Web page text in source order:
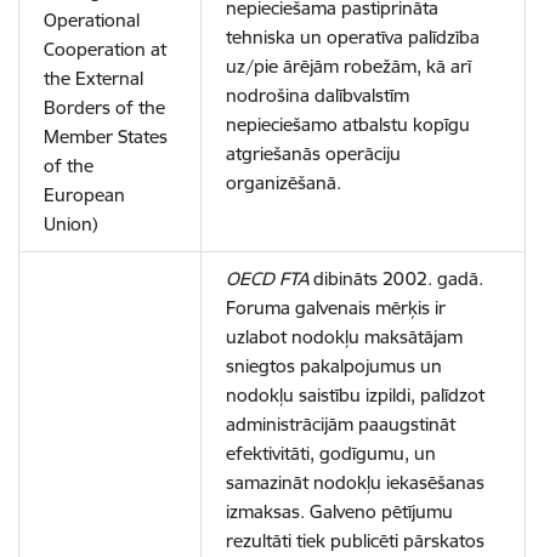
Operational
Cooperation at
the External
Borders of the
Member States
of the
European
Union)
nepieciešama pastiprināta
tehniska un operatīva palīdzība
uz/pie ārējām robežām, kā arī
nodrošina dalībvalstīm
nepieciešamo atbalstu kopīgu
atgriešanās operāciju
organizēšanā.
OECD FTAdibināts 2002. gadā.
Foruma galvenais mērķis ir
uzlabot nodokļu maksātājam
sniegtos pakalpojumus un
nodokļu saistību izpildi, palīdzot
administrācijām paaugstināt
efektivitāti, godīgumu, un
samazināt nodokļu iekasēšanas
izmaksas. Galveno pētījumu
rezultāti tiek publicēti pārskatos